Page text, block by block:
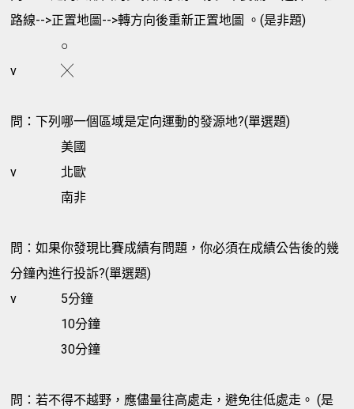
路線-->正置地圖-->轉方向後重新正置地圖 。(是非題)
○
v
╳
問：下列哪一個區域是定向運動的發源地?(單選題)
美國
v
北歐
南非
問：如果你發現比賽成績有問題，你必須在成績公告後的幾
分鐘內進行投訴?(單選題)
v
5分鐘
10分鐘
30分鐘
問：若不得不越野，應儘量往高處走，避免往低處走。 (是